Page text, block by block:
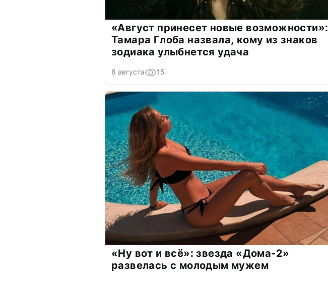
«Август принесет новые возможности»:
Тамара Глоба назвала, кому из знаков
зодиака улыбнется удача
8 августа 15
«Ну вот и всё»: звезда «Дома-2»
развелась с молодым мужем